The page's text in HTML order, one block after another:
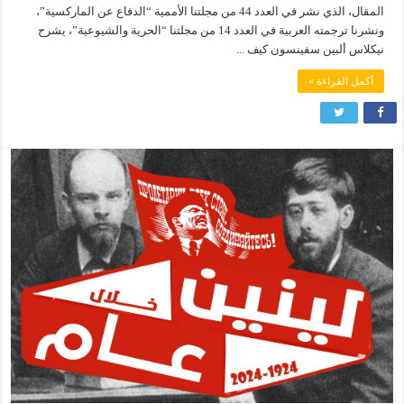
المقال، الذي نشر في العدد 44 من مجلتنا الأممية “الدفاع عن الماركسية”،
ونشرنا ترجمته العربية في العدد 14 من مجلتنا “الحرية والشيوعية”، يشرح
نيكلاس ألبين سفينسون كيف ...
أكمل القراءة »